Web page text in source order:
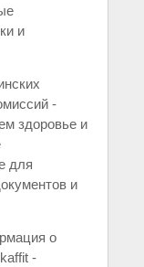
и
-
здоровье и
для
и
о
-